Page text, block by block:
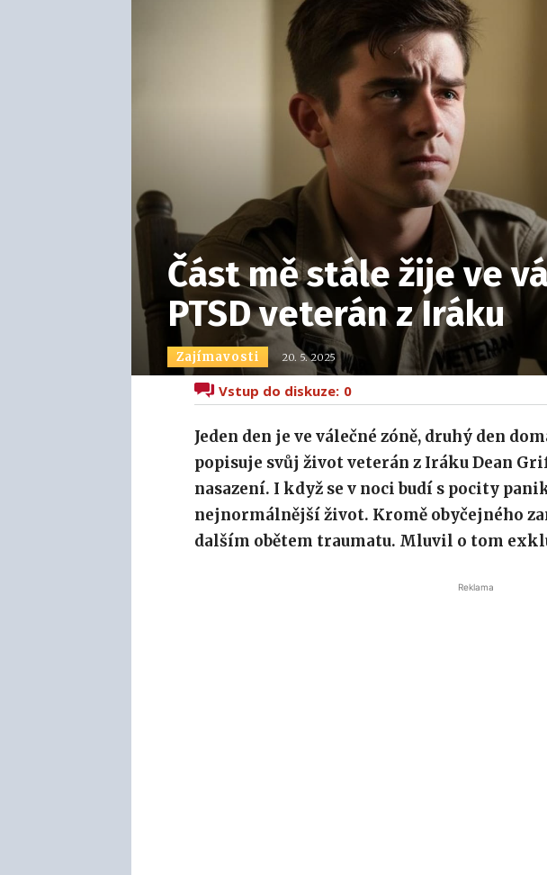
Část mě stále žije ve
PTSD veterán z Iráku
Zajímavosti 20. 5. 2025
Vstup do diskuze: 0
Jeden den je ve válečné zóně, druhý den
popisuje svůj život veterán z Iráku Dean
nasazení. I když se v noci budí s pocity
nejnormálnější život. Kromě obyčejného
dalším obětem traumatu. Mluvil o tom
Reklama